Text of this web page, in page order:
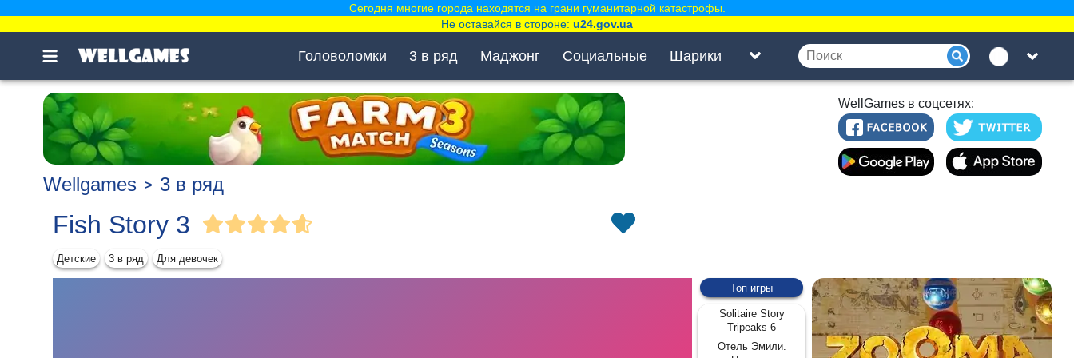
Головоломки 3 в ряд Маджонг Социальные Шарики
WellGames в соцсетях:
Wellgames 3 в ряд
Fish Story 3
Детские 3 в ряд Для девочек
Топ игры
Solitaire Story
Tripeaks 6
Отель Эмили.
Сегодня многие города находятся на грани гуманитарной катастрофы.
Не оставайся в стороне: u24.gov.ua